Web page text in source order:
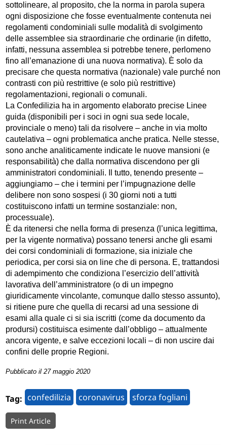
sottolineare, al proposito, che la norma in parola supera
ogni disposizione che fosse eventualmente contenuta nei
regolamenti condominiali sulle modalità di svolgimento
delle assemblee sia straordinarie che ordinarie (in difetto,
infatti, nessuna assemblea si potrebbe tenere, perlomeno
fino all’emanazione di una nuova normativa). È solo da
precisare che questa normativa (nazionale) vale purché non
contrasti con più restrittive (e solo più restrittive)
regolamentazioni, regionali o comunali.
La Confedilizia ha in argomento elaborato precise Linee
guida (disponibili per i soci in ogni sua sede locale,
provinciale o meno) tali da risolvere – anche in via molto
cautelativa – ogni problematica anche pratica. Nelle stesse,
sono anche analiticamente indicate le nuove mansioni (e
responsabilità) che dalla normativa discendono per gli
amministratori condominiali. Il tutto, tenendo presente –
aggiungiamo – che i termini per l’impugnazione delle
delibere non sono sospesi (i 30 giorni noti a tutti
costituiscono infatti un termine sostanziale: non,
processuale).
È da ritenersi che nella forma di presenza (l’unica legittima,
per la vigente normativa) possano tenersi anche gli esami
dei corsi condominiali di formazione, sia iniziale che
periodica, per corsi sia on line che di persona. E, trattandosi
di adempimento che condiziona l’esercizio dell’attività
lavorativa dell’amministratore (o di un impegno
giuridicamente vincolante, comunque dallo stesso assunto),
si ritiene pure che quella di recarsi ad una sessione di
esami alla quale ci si sia iscritti (come da documento da
prodursi) costituisca esimente dall’obbligo – attualmente
ancora vigente, e salve eccezioni locali – di non uscire dai
confini delle proprie Regioni.
Pubblicato il 27 maggio 2020
Tag: confedilizia coronavirus sforza fogliani
Print Article